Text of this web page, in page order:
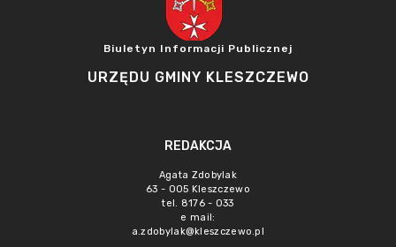
Biuletyn Informacji Publicznej
URZĘDU GMINY KLESZCZEWO
REDAKCJA
Agata Zdobylak
63 - 005 Kleszczewo
tel. 8176 - 033
e mail:
a.zdobylak@kleszczewo.pl